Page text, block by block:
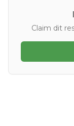
Claim dit